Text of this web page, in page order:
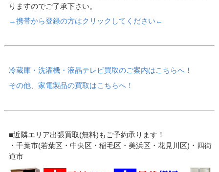
りますのでご了承下さい。
→携帯から登録の方はクリックしてください←
冷蔵庫・洗濯機・液晶テレビ買取のご案内はこちらへ！
その他、家電製品の買取はこちらへ！
■近隣エリア出張買取(無料)もご予約承ります！
・千葉市(若葉区・中央区・稲毛区・美浜区・花見川区)・四街
道市